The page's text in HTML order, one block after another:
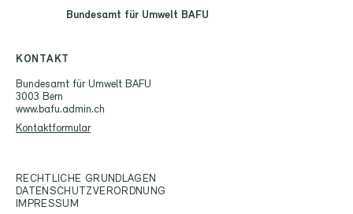
Bundesamt für Umwelt BAFU
KONTAKT
Bundesamt für Umwelt BAFU
3003 Bern
www.bafu.admin.ch
Kontaktformular
RECHTLICHE GRUNDLAGEN
DATENSCHUTZVERORDNUNG
IMPRESSUM